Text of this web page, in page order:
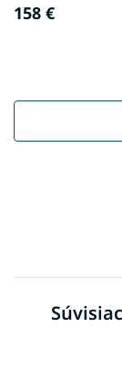
158 €